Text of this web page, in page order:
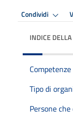
Condividi
INDICE
Competenze
Tipo di
Persone